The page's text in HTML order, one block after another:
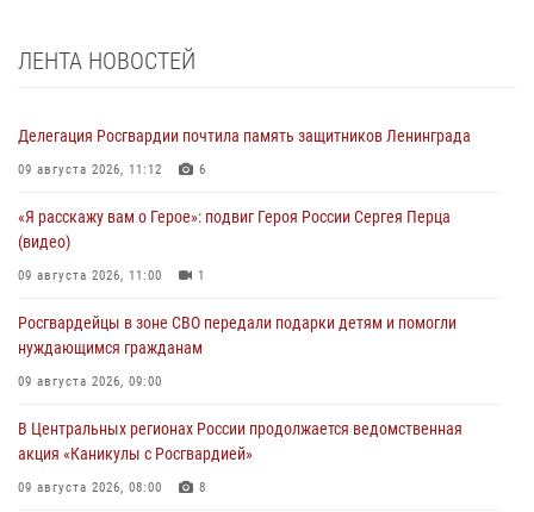
ЛЕНТА НОВОСТЕЙ
Делегация Росгвардии почтила память защитников Ленинграда
09 августа 2026, 11:12 6
«Я расскажу вам о Герое»: подвиг Героя России Сергея Перца
(видео)
09 августа 2026, 11:00 1
Росгвардейцы в зоне СВО передали подарки детям и помогли
нуждающимся гражданам
09 августа 2026, 09:00
В Центральных регионах России продолжается ведомственная
акция «Каникулы с Росгвардией»
09 августа 2026, 08:00 8